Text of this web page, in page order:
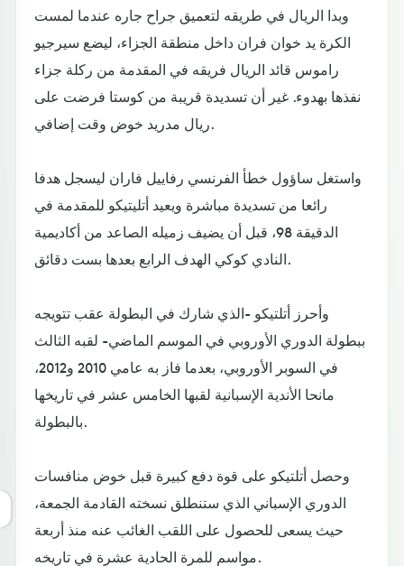
وبدا الريال في طريقه لتعميق جراح جاره عندما لمست
الكرة يد خوان فران داخل منطقة الجزاء، ليضع سيرجيو
راموس قائد الريال فريقه في المقدمة من ركلة جزاء
نفذها بهدوء. غير أن تسديدة قريبة من كوستا فرضت على
ريال مدريد خوض وقت إضافي.
واستغل ساؤول خطأ الفرنسي رفاييل فاران ليسجل هدفا
رائعا من تسديدة مباشرة ويعيد أتليتيكو للمقدمة في
الدقيقة 98، قبل أن يضيف زميله الصاعد من أكاديمية
النادي كوكي الهدف الرابع بعدها بست دقائق.
وأحرز أتلتيكو -الذي شارك في البطولة عقب تتويجه
ببطولة الدوري الأوروبي في الموسم الماضي- لقبه الثالث
في السوبر الأوروبي، بعدما فاز به عامي 2010 و2012،
مانحا الأندية الإسبانية لقبها الخامس عشر في تاريخها
بالبطولة.
وحصل أتلتيكو على قوة دفع كبيرة قبل خوض منافسات
الدوري الإسباني الذي ستنطلق نسخته القادمة الجمعة،
حيث يسعى للحصول على اللقب الغائب عنه منذ أربعة
مواسم للمرة الحادية عشرة في تاريخه.